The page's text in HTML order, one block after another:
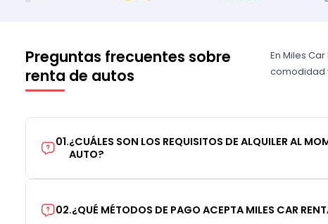
Preguntas frecuentes sobre
renta de autos
En Miles
comodidad
01.¿CUÁLES SON LOS REQUISITOS DE ALQUILER AL
AUTO?
02.¿QUÉ MÉTODOS DE PAGO ACEPTA MILES CAR